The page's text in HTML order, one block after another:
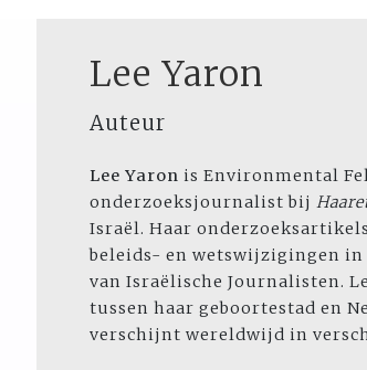
Lee Yaron
Auteur
Lee Yaron is Environmental
onderzoeksjournalist bij
Israël. Haar
beleids- en wetswijzigingen in
van Israëlische Journalisten.
tussen haar geboortestad en
verschijnt wereldwijd in